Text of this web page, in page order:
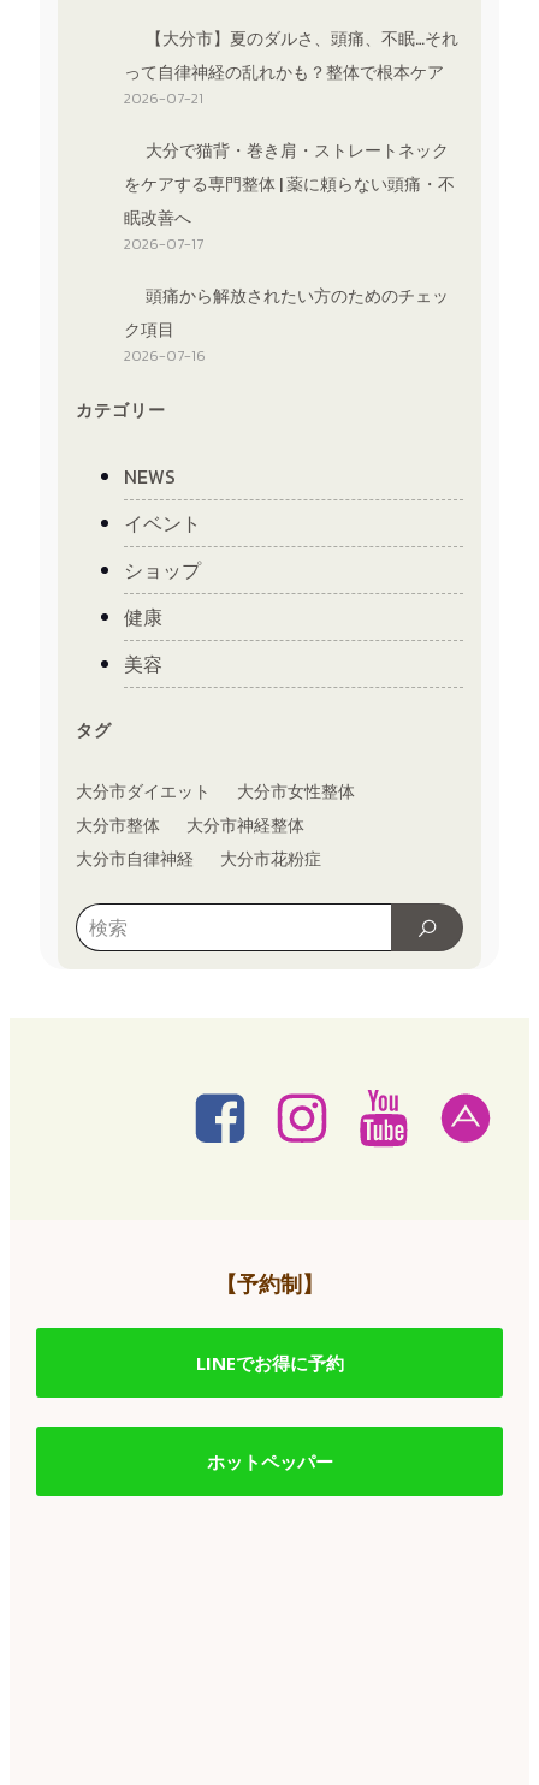
【大分市】夏のダルさ、頭痛、不眠…それ
って自律神経の乱れかも？整体で根本ケア
2026-07-21
大分で猫背・巻き肩・ストレートネック
をケアする専門整体 | 薬に頼らない頭痛・不
眠改善へ
2026-07-17
頭痛から解放されたい方のためのチェッ
ク項目
2026-07-16
カテゴリー
NEWS
イベント
ショップ
健康
美容
タグ
大分市ダイエット
大分市女性整体
大分市整体
大分市神経整体
大分市自律神経
大分市花粉症
【予約制】
LINEでお得に予約
ホットペッパー